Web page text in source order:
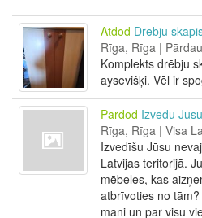
Atdod Drēbju
Rīga, Rīga |
Komplekts drēbju
aysevišķi. Vēl ir
Pārdod Izvedu
Rīga, Rīga | Visa
Izvedīšu Jūsu
Latvijas teritorijā.
mēbeles, kas
atbrīvoties no
mani un par visu